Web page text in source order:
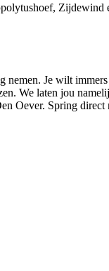
nemen. Je wilt
We laten jou
Oever. Spring direct